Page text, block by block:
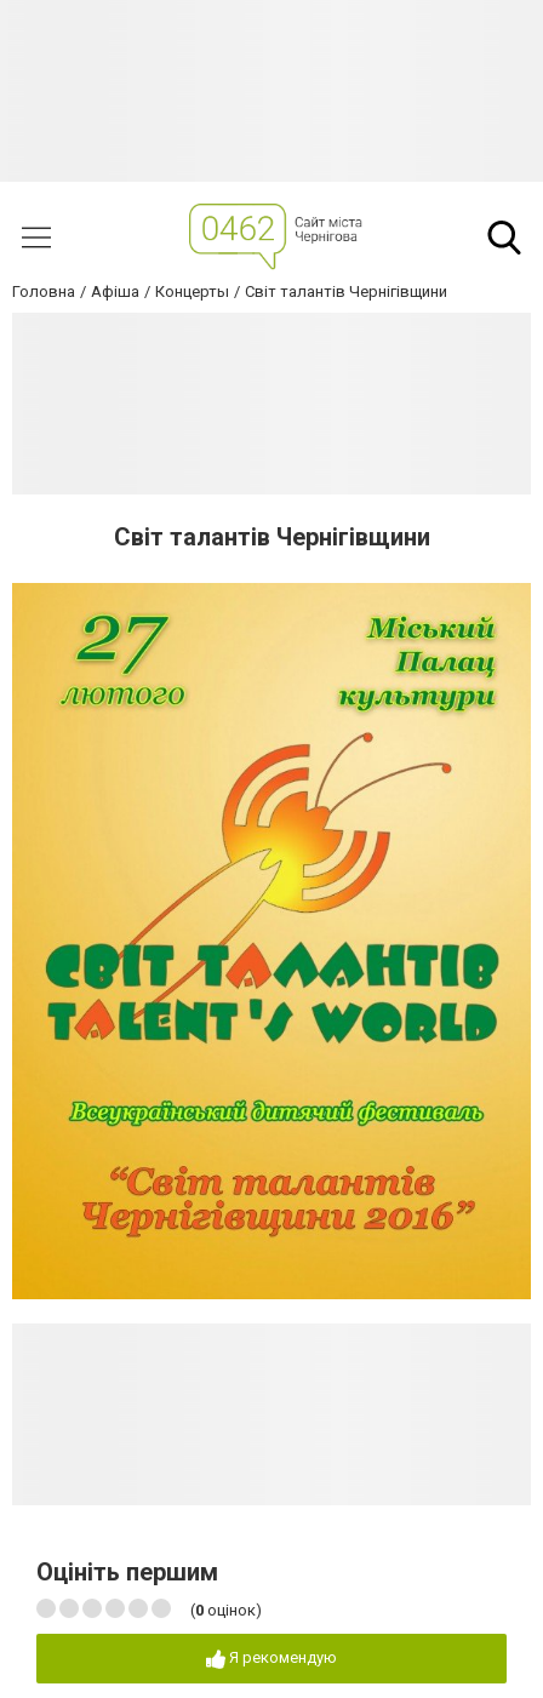
Головна Афіша Концерты Світ талантів Чернігівщини
Світ талантів Чернігівщини
Оцініть першим
(0 оцінок)
Я рекомендую